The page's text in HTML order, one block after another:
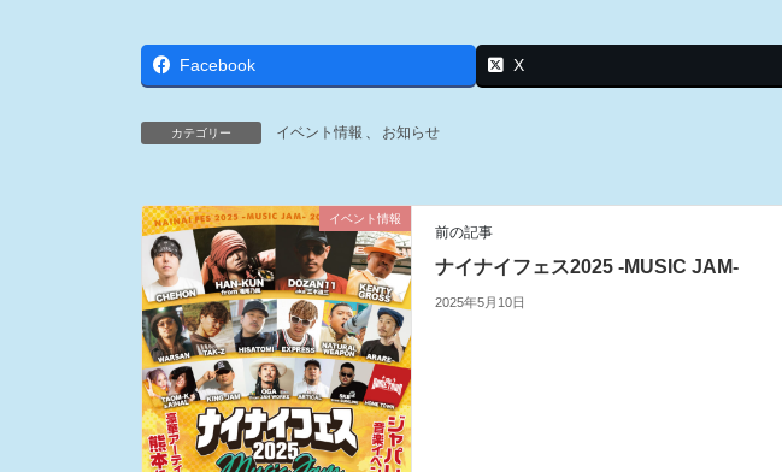
Facebook X
カテゴリー イベント情報 、 お知らせ
イベント情報
前の記事
ナイナイフェス2025 -MUSIC JAM-
2025年5月10日